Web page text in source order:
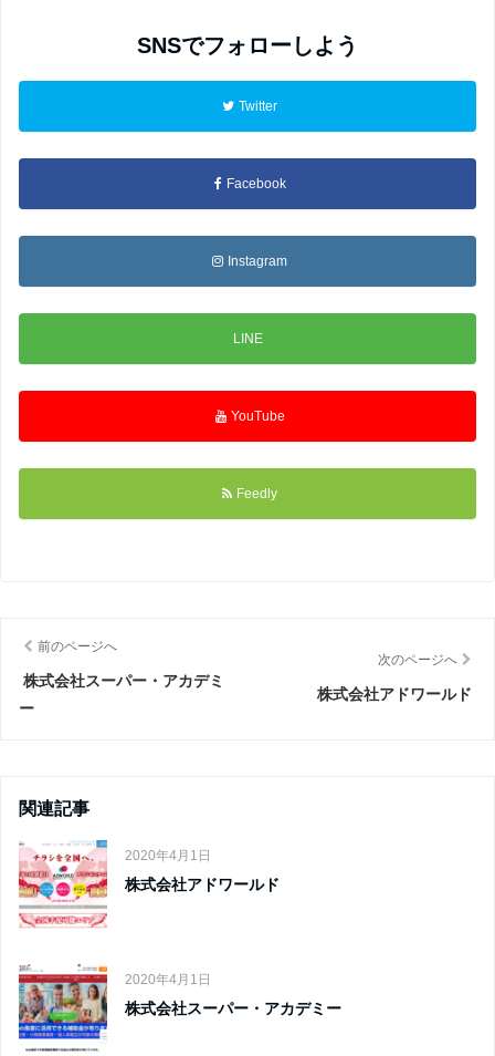
SNSでフォローしよう
Twitter
Facebook
Instagram
LINE
YouTube
Feedly
前のページへ
株式会社スーパー・アカデミ
ー
次のページへ
株式会社アドワールド
関連記事
2020年4月1日
株式会社アドワールド
2020年4月1日
株式会社スーパー・アカデミー